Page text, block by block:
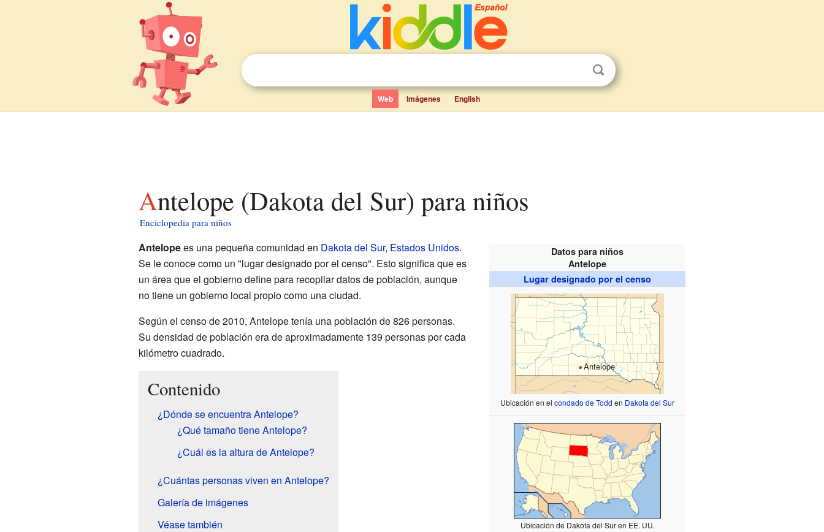
Web Imágenes English
Antelope (Dakota del Sur) para niños
Enciclopedia para niños
Datos para niños
Antelope
Lugar designado por el censo
Antelope
Ubicación en elcondado de Todd en Dakota del Sur
Ubicación de Dakota del Sur en EE. UU.
Antelopees una pequeña comunidad en Dakota del Sur, Estados Unidos.
Se le conoce como un "lugar designado por el censo". Esto significa que es
un área que el gobierno define para recopilar datos de población, aunque
no tiene un gobierno local propio como una ciudad.
Según el censo de 2010, Antelope tenía una población de 826 personas.
Su densidad de población era de aproximadamente 139 personas por cada
kilómetro cuadrado.
Contenido
¿Dónde se encuentra Antelope?
¿Qué tamaño tiene Antelope?
¿Cuál es la altura de Antelope?
¿Cuántas personas viven en Antelope?
Galería de imágenes
Véase también